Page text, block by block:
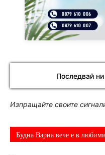
Последвай
Изпращайте своите
Будна Варна вече е в